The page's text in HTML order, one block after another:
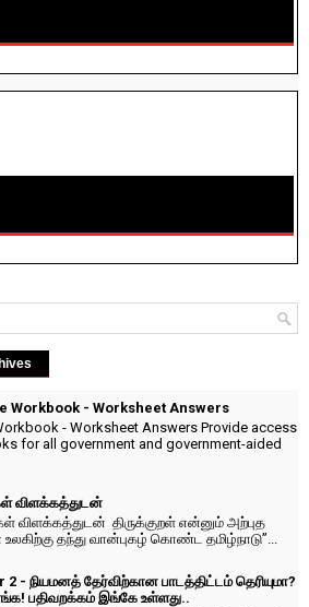
Workbook - Worksheet Answers
- Worksheet Answers Provide access
for all government and government-aided
விளக்கத்துடன்
விளக்கத்துடன் திருக்குறள் என்னும் அற்புத
தந்து வான்புகழ் கொண்ட தமிழ்நாடு”...
2 - நியமனத் தேர்விற்கான பாடத்திட்டம் தெரியுமா?
பதிவறக்கம் இங்கே உள்ளது..